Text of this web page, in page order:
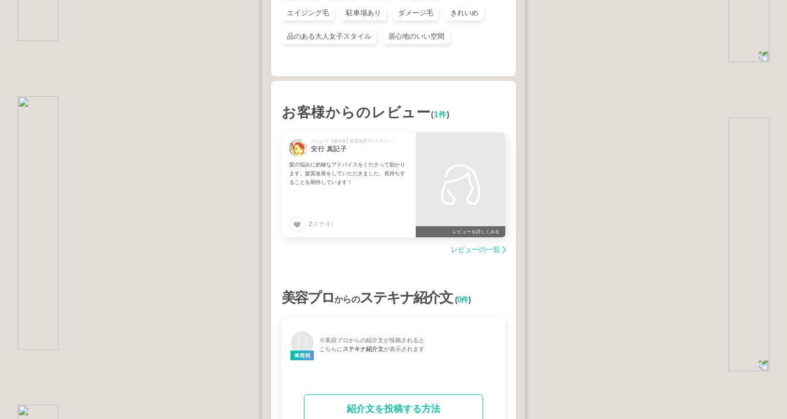
エイジング毛 駐車場あり ダメージ毛 きれいめ
品のある大人女子スタイル 居心地のいい空間
お客様からのレビュー(1件)
安行 真記子
髪の悩みに的確なアドバイスをくださって助かり
ます。髪質改善をしていただきました。長持ちす
ることを期待しています！
2ステキ!
レビューを詳しくみる
レビューの一覧
美容プロからのステキナ紹介文(0件)
※美容プロからの紹介文が投稿されると
こちらにステキナ紹介文が表示されます
紹介文を投稿する方法